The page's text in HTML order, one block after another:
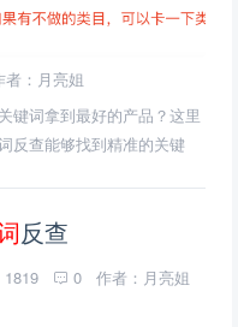
者：月亮姐
键词拿到最好的产品？这里
反查能够找到精准的关键
反查
1819 0 作者：月亮姐